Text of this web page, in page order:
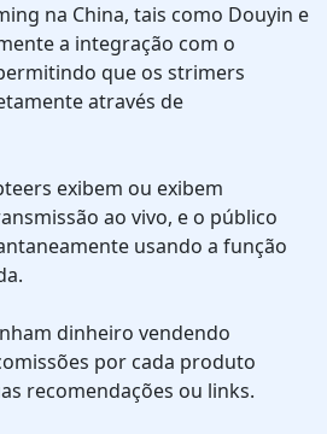
na China, tais como Douyin e
a integração com o
que os strimers
através de
exibem ou exibem
ao vivo, e o público
usando a função
dinheiro vendendo
por cada produto
recomendações ou links.